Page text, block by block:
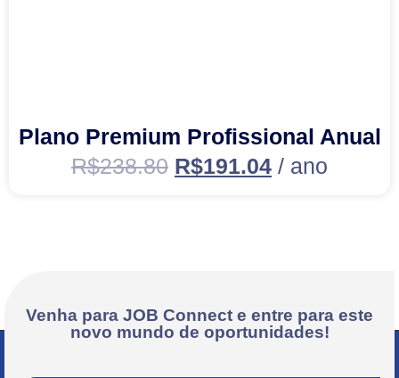
Plano Premium Profissional Anual
R$238.80 R$191.04 / ano
Venha para JOB Connect e entre para este
novo mundo de oportunidades!